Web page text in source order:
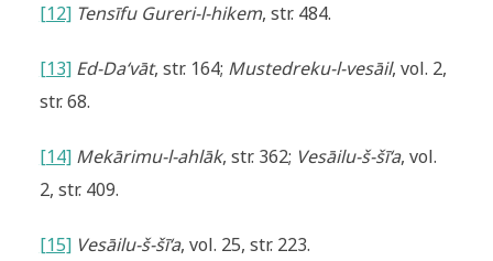
[12] Tensīfu Gureri-l-hikem, str. 484.
[13] Ed-Da‘vāt, str. 164; Mustedreku-l-vesāil, vol. 2,
str. 68.
[14] Mekārimu-l-ahlāk, str. 362; Vesāilu-š-šī‘a, vol.
2, str. 409.
[15] Vesāilu-š-šī‘a, vol. 25, str. 223.